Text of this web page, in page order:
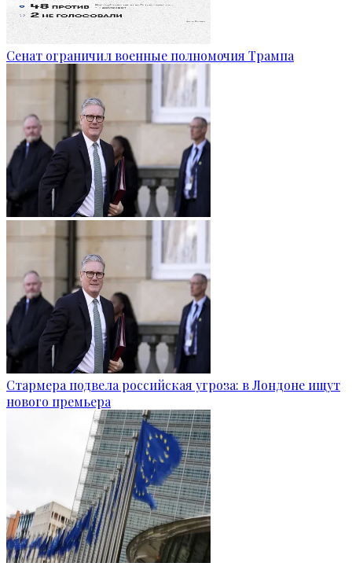
Сенат ограничил военные полномочия Трампа
Стармера подвела российская угроза: в Лондоне ищут
нового премьера